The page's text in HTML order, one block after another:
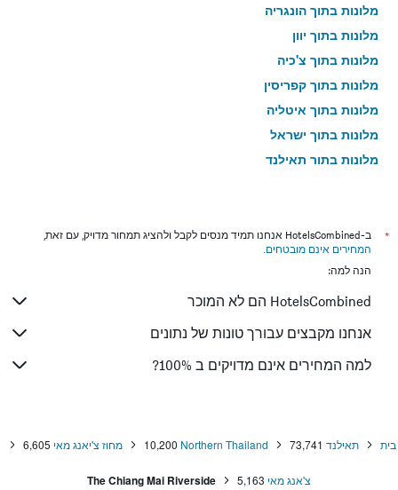
מלונות בתוך הונגריה
מלונות בתוך יוון
מלונות בתוך צ'כיה
מלונות בתוך קפריסין
מלונות בתוך איטליה
מלונות בתוך ישראל
מלונות בתוך תאילנד
*
ב-HotelsCombined אנחנו תמיד מנסים לקבל ולהציג תמחור מדויק, עם זאת,
המחירים אינם מובטחים.
הנה למה:
HotelsCombined הם לא המוכר
אנחנו מקבצים עבורך טונות של נתונים
למה המחירים אינם מדויקים ב 100%?
בית תאילנד 73,741
Northern Thailand
10,200 מחוז צ'יאנג מאי 6,605
צ'אנג מאי 5,163
The Chiang Mai Riverside